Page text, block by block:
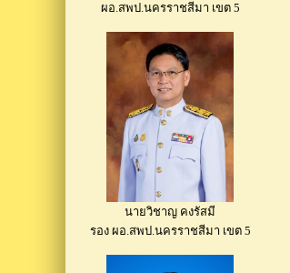
ผอ.สพป.นครราชสีมา เขต 5
นายวิชาญ คงรัสมี
รอง ผอ.สพป.นครราชสีมา เขต 5